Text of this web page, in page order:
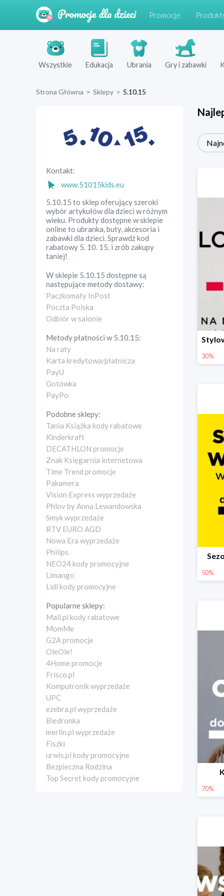
Promocje
Wszystkie Edukacja Ubrania Gry i zabawki
Strona Główna > Sklepy > 5.10.15
Kontakt:
www.51015kids.eu
5.10.15 to sklep oferujący szeroki
wybór artykułów dla dzieci w różnym
wieku. Produkty dostępne w sklepie
online to ubranka, buty, akcesoria i
zabawki dla dzieci. Sprawdź kod
rabatowy 5. 10. 15. i zrób zakupy
taniej!
W sklepie 5.10.15 dostępne są
następujące metody dostawy:
Paczkomaty InPost
Poczta Polska
Odbiór w salonie
Metody płatności w5.10.15:
Na raty
Karta kredytowa/płatnicza
PayU
Gotówka
PayPo
Podobne sklepy:
Tania Książka kody rabatowe
Kinderkraft
DECATHLON promocje
Znak Księgarnia internetowa
Time Trend promocje
Pakamera
Vision Express wyprzedaże
Phlov by Anna Lewandowska
Smyk wyprzedaże
RTV EURO AGD
Nowa Era wyprzedaże
Philips
NEO24 kody promocyjne
Limango
Lidl kody promocyjne
Popularne sklepy:
Mall.pl kody rabatowe
MomMe
G2A promocje
OleOle!
4Home promocje
Frisco.pl
Komputronik wyprzedaże
UPC
ezebra.pl wyprzedaże
Biedronka
merlin.pl wyprzedaże
Fiszki
urwis.pl kody promocyjne
Bezpieczna Rodzina
Top Secret kody promocyjne
30%
50%
70%